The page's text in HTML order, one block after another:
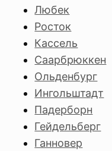
Любек
Росток
Кассель
Саарбрюккен
Ольденбург
Ингольштадт
Падерборн
Гейдельберг
Ганновер